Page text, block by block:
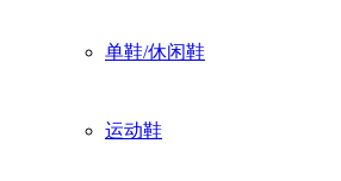
单鞋/休闲鞋
运动鞋